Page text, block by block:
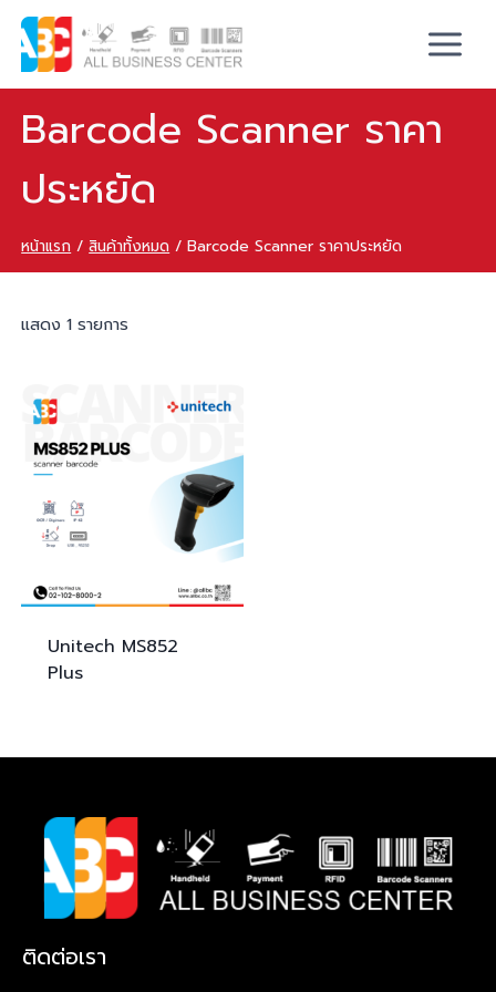
Barcode Scanner ราคา
ประหยัด
หน้าแรก / สินค้าทั้งหมด / Barcode Scanner ราคาประหยัด
แสดง 1 รายการ
Unitech MS852
Plus
ติดต่อเรา